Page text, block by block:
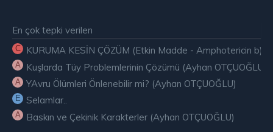
En çok tepki verilen
C KURUMA KESİN ÇÖZÜM (Etkin Madde - Amphotericin b)
A Kuşlarda Tüy Problemlerinin Çözümü (Ayhan OTÇUOĞLU)
A YAvru Ölümleri Önlenebilir mi? (Ayhan OTÇUOĞLU)
E Selamlar..
A Baskın ve Çekinik Karakterler (Ayhan OTÇUOĞLU)